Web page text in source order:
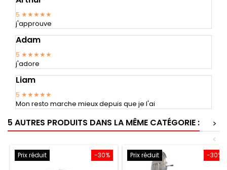
5 ★★★★★
j'approuve
Adam
5 ★★★★★
j'adore
Liam
5 ★★★★★
Mon resto marche mieux depuis que je l'ai
5 AUTRES PRODUITS DANS LA MÊME CATÉGORIE :
>
<
-30%
Prix réduit -30%
Prix réduit